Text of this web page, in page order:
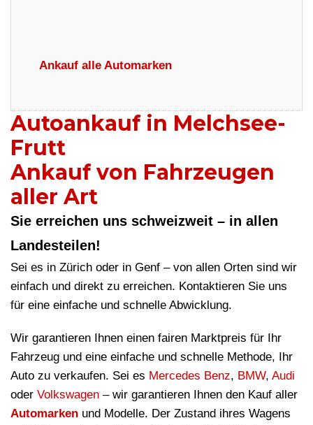
Ankauf alle Automarken
Autoankauf in Melchsee-
Frutt
Ankauf von Fahrzeugen
aller Art
Sie erreichen uns schweizweit – in allen
Landesteilen!
Sei es in Zürich oder in Genf – von allen Orten sind wir
einfach und direkt zu erreichen. Kontaktieren Sie uns
für eine einfache und schnelle Abwicklung.
Wir garantieren Ihnen einen fairen Marktpreis für Ihr
Fahrzeug und eine einfache und schnelle Methode, Ihr
Auto zu verkaufen. Sei es Mercedes Benz, BMW, Audi
oder Volkswagen – wir garantieren Ihnen den Kauf aller
Automarken und Modelle. Der Zustand ihres Wagens